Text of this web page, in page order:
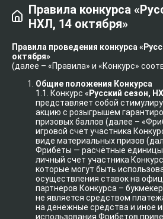
Правила конкурса
НХЛ, 14 октября»
Правила проведения конкурса
октября»
(далее – «Правила» и «Конкурс»
Общие положения Конкурса
1.1. Конкурс « Русский сезон,
представляет собой
акцию с розыгрышем
призовых баллов (далее –
игровой счет участника
виде материальных призов
Фрибеты — расчётные
личный счет участника
которые могут быть
осуществления ставок на
партнеров Конкурса –
не является средством
на денежные средства и иное
использования Фрибетов